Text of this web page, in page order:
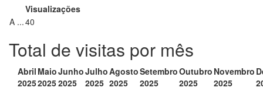
Visualizações
A ...40
Total de visitas por mês
Abril
2025
Maio
2025
Junho
2025
Julho
2025
Agosto
2025
Setembro
2025
Outubro
2025
Novembro
2025